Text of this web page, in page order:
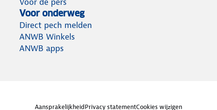
Voor onderweg
Direct pech melden
ANWB Winkels
ANWB apps
AansprakelijkheidPrivacy statementCookies wijzigen